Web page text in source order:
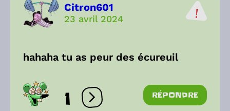
Citron601
23 avril 2024
hahaha tu as peur des écureuil
1 Ouvrir les réactions
RÉPONDRE